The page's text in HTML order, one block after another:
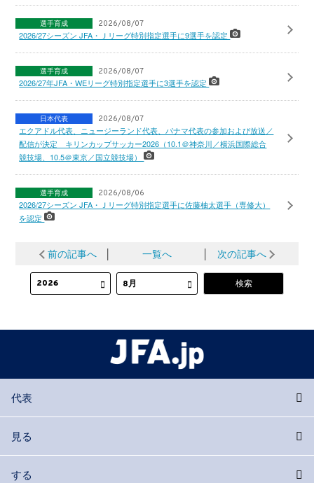
選手育成 2026/08/07
2026/27シーズン JFA・Ｊリーグ特別指定選手に9選手を認定
選手育成 2026/08/07
2026/27年JFA・WEリーグ特別指定選手に3選手を認定
日本代表 2026/08/07
エクアドル代表、ニュージーランド代表、パナマ代表の参加および放送／
配信が決定 キリンカップサッカー2026（10.1＠神奈川／横浜国際総合
競技場、10.5＠東京／国立競技場）
選手育成 2026/08/06
2026/27シーズン JFA・Ｊリーグ特別指定選手に佐藤柚太選手（専修大）
を認定
前の記事へ 一覧へ 次の記事へ
代表
見る
する